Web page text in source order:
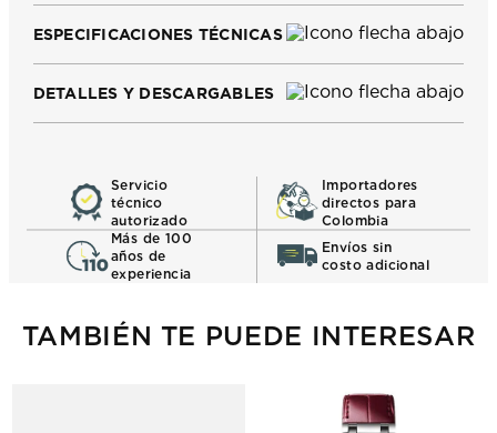
ESPECIFICACIONES TÉCNICAS
DETALLES Y DESCARGABLES
Servicio
técnico
autorizado
Importadores
directos para
Colombia
Más de 100
años de
experiencia
Envíos sin
costo adicional
TAMBIÉN TE PUEDE INTERESAR